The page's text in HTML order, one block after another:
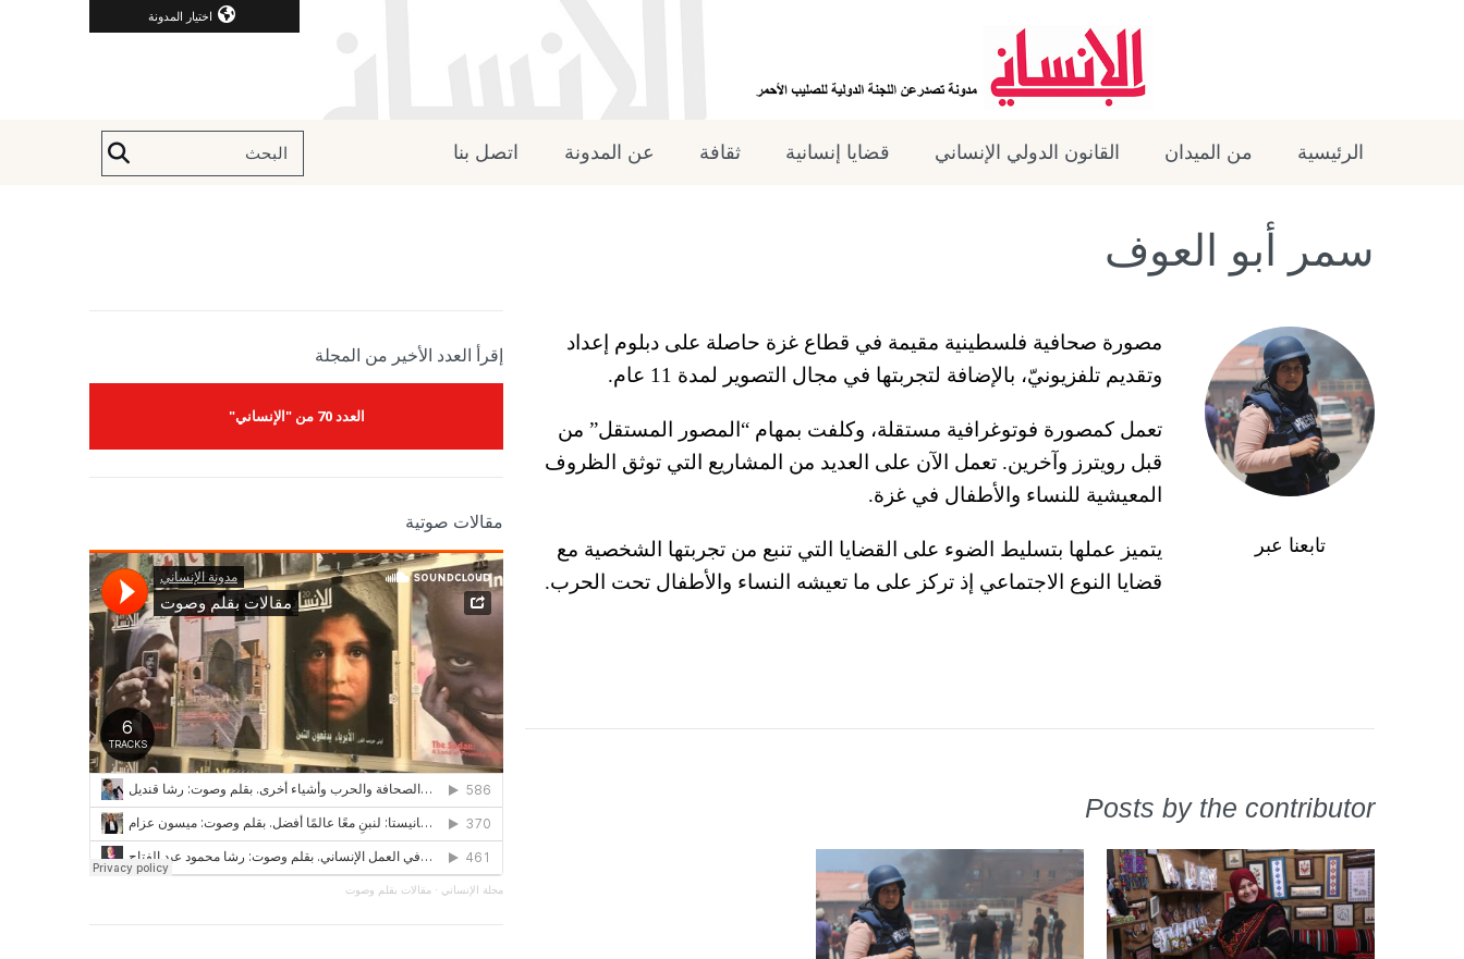
اختيار المدونة
الرئيسية من الميدان القانون الدولي الإنساني قضايا إنسانية ثقافة عن المدونة اتصل بنا
سمر أبو العوف
تابعنا عبر
مصورة صحافية فلسطينية مقيمة في قطاع غزة حاصلة على دبلوم إعداد
وتقديم تلفزيونيّ، بالإضافة لتجربتها في مجال التصوير لمدة 11 عام.
تعمل كمصورة فوتوغرافية مستقلة، وكلفت بمهام “المصور المستقل” من
قبل رويترز وآخرين. تعمل الآن على العديد من المشاريع التي توثق الظروف
المعيشية للنساء والأطفال في غزة.
يتميز عملها بتسليط الضوء على القضايا التي تنبع من تجربتها الشخصية مع
قضايا النوع الاجتماعي إذ تركز على ما تعيشه النساء والأطفال تحت الحرب.
Posts by the contributor
إقرأ العدد الأخير من المجلة
العدد 70 من "الإنساني"
مقالات صوتية
مجلة الإنساني · مقالات بقلم وصوت